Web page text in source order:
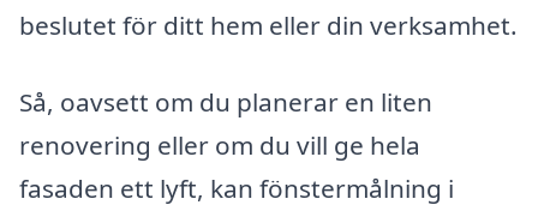
beslutet för ditt hem eller din verksamhet.
Så, oavsett om du planerar en liten
renovering eller om du vill ge hela
fasaden ett lyft, kan fönstermålning i